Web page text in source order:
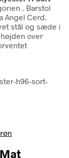
. Barstol
Angel Cerd.
stål og sæde i
over
h96-sort-